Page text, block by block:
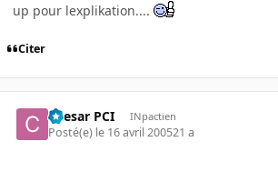
up pour lexplikation....
Citer
Caesar PCI INpactien
Posté(e) le 16 avril 200521 a